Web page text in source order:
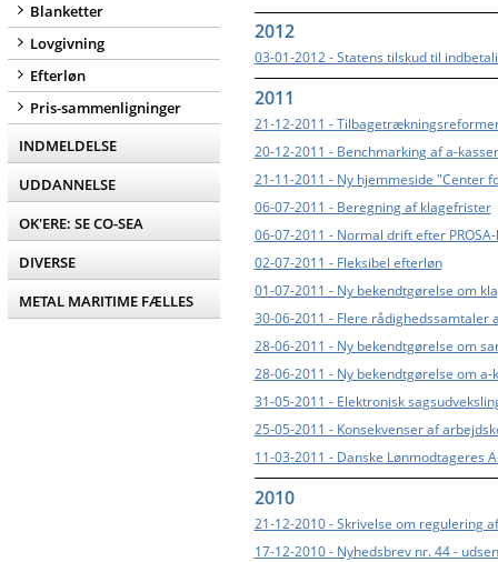
Blanketter
Lovgivning
Efterløn
Pris-sammenligninger
INDMELDELSE
UDDANNELSE
OK'ERE: SE CO-SEA
DIVERSE
METAL MARITIME FÆLLES
2012
03-01-2012 - Statens tilskud til
2011
21-12-2011 -
20-12-2011 - Benchmarking af a-
21-11-2011 - Ny hjemmeside "Center
06-07-2011 - Beregning af klagefrister
06-07-2011 - Normal drift efter
02-07-2011 - Fleksibel efterløn
01-07-2011 - Ny bekendtgørelse om
30-06-2011 - Flere rådighedssamtaler
28-06-2011 - Ny bekendtgørelse om
28-06-2011 - Ny bekendtgørelse om
31-05-2011 - Elektronisk
25-05-2011 - Konsekvenser af
11-03-2011 - Danske Lønmodtageres
2010
21-12-2010 - Skrivelse om regulering
17-12-2010 - Nyhedsbrev nr. 44 -